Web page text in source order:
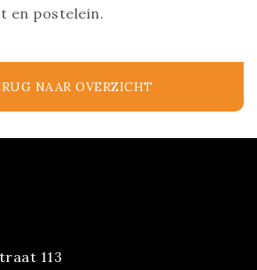
en postelein.
NAAR OVERZICHT
113